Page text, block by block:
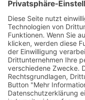
in Bad
Augengesundheit
Leistungen an,
Sehtests, Brillen-
sowie die
verwenden
Diagnosen zu